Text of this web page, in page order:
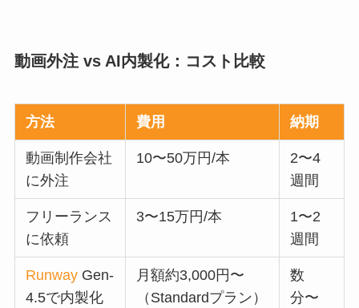
動画外注 vs AI内製化：コスト比較
方法 費用 納期
動画制作会社
に外注
10〜50万円/本
2〜4
週間
フリーランス
に依頼
3〜15万円/本
1〜2
週間
Runway Gen-
4.5で内製化
月額約3,000円〜
（Standardプラン）
数
分〜